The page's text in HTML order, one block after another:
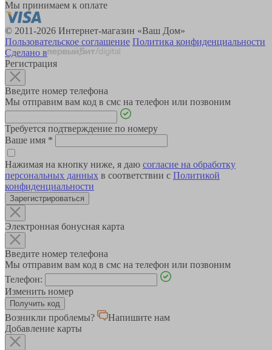
Мы принимаем к оплате
© 2011-2026 Интернет-магазин «Ваш Дом»
Пользовательское соглашение Политика конфиденциальности
Сделано в
Регистрация
Введите номер телефона
Мы отправим вам код в смс на телефон или позвоним
Требуется подтверждение по номеру
Ваше имя *
Нажимая на кнопку ниже, я даю согласие на обработку
персональных данных в соответствии с Политикой
конфиденциальности
Зарегистрироваться
Электронная бонусная карта
Введите номер телефона
Мы отправим вам код в смс на телефон или позвоним
Телефон:
Изменить номер
Возникли проблемы?
Напишите нам
Добавление карты